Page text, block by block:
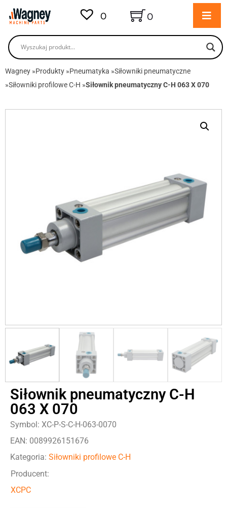
0 0
Wagney »Produkty »Pneumatyka »Siłowniki pneumatyczne
»Siłowniki profilowe C-H »Siłownik pneumatyczny C-H 063 X 070
Siłownik pneumatyczny C-H
063 X 070
Symbol: XC-P-S-C-H-063-0070
EAN: 0089926151676
Kategoria: Siłowniki profilowe C-H
Producent:
XCPC